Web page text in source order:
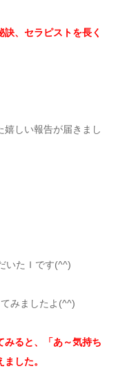
、セラピストを長く
嬉しい報告が届きまし
いたＩです(^^)
みましたよ(^^)
みると、「あ～気持ち
した。